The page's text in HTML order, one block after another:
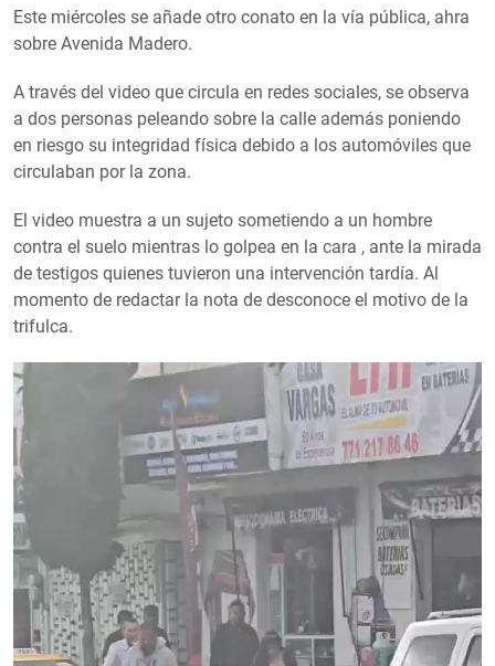
Este miércoles se añade otro conato en la vía pública, ahra
sobre Avenida Madero.
A través del video que circula en redes sociales, se observa
a dos personas peleando sobre la calle además poniendo
en riesgo su integridad física debido a los automóviles que
circulaban por la zona.
El video muestra a un sujeto sometiendo a un hombre
contra el suelo mientras lo golpea en la cara , ante la mirada
de testigos quienes tuvieron una intervención tardía. Al
momento de redactar la nota de desconoce el motivo de la
trifulca.